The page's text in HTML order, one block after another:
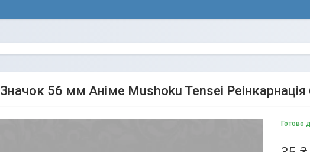
Значок 56 мм Аніме Mushoku Tensei Реінкарнація
Готово